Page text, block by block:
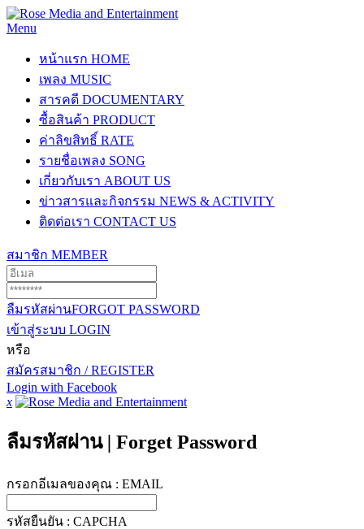
Menu
หน้าแรก HOME
เพลง MUSIC
สารคดี DOCUMENTARY
ซื้อสินค้า PRODUCT
ค่าลิขสิทธิ์ RATE
รายชื่อเพลง SONG
เกี่ยวกับเรา ABOUT US
ข่าวสารและกิจกรรม NEWS & ACTIVITY
ติดต่อเรา CONTACT US
สมาชิก MEMBER
ลืมรหัสผ่านFORGOT PASSWORD
เข้าสู่ระบบ LOGIN
หรือ
สมัครสมาชิก / REGISTER
Login with Facebook
x
ลืมรหัสผ่าน | Forget Password
กรอกอีเมลของคุณ : EMAIL
รหัสยืนยัน : CAPCHA